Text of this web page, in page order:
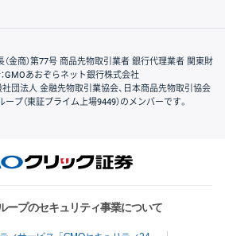
金商）第77号 商品先物取引業者 銀行代理業者 関東財
GMOあおぞらネット銀行株式会社
社団法人 金融先物取引業協会、日本商品先物取引協会
プ（東証プライム上場9449）のメンバーです。
ープのセキュリティ事業について